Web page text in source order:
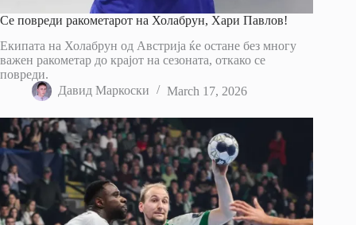
Се повреди ракометарот на Холабрун, Хари Павлов!
Екипата на Холабрун од Австрија ќе остане без многу
важен ракометар до крајот на сезоната, откако се
повреди.
Давид Маркоски
March 17, 2026